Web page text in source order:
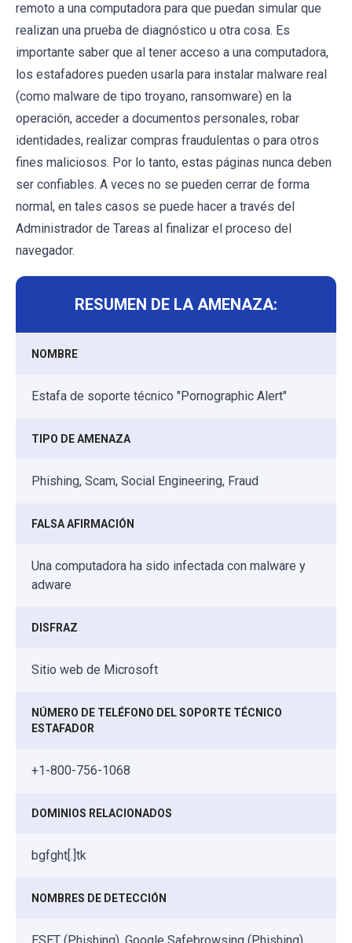
remoto a una computadora para que puedan simular que
realizan una prueba de diagnóstico u otra cosa. Es
importante saber que al tener acceso a una computadora,
los estafadores pueden usarla para instalar malware real
(como malware de tipo troyano, ransomware) en la
operación, acceder a documentos personales, robar
identidades, realizar compras fraudulentas o para otros
fines maliciosos. Por lo tanto, estas páginas nunca deben
ser confiables. A veces no se pueden cerrar de forma
normal, en tales casos se puede hacer a través del
Administrador de Tareas al finalizar el proceso del
navegador.
RESUMEN DE LA AMENAZA:
NOMBRE
Estafa de soporte técnico "Pornographic Alert"
TIPO DE AMENAZA
Phishing, Scam, Social Engineering, Fraud
FALSA AFIRMACIÓN
Una computadora ha sido infectada con malware y
adware
DISFRAZ
Sitio web de Microsoft
NÚMERO DE TELÉFONO DEL SOPORTE TÉCNICO
ESTAFADOR
+1-800-756-1068
DOMINIOS RELACIONADOS
bgfght[.]tk
NOMBRES DE DETECCIÓN